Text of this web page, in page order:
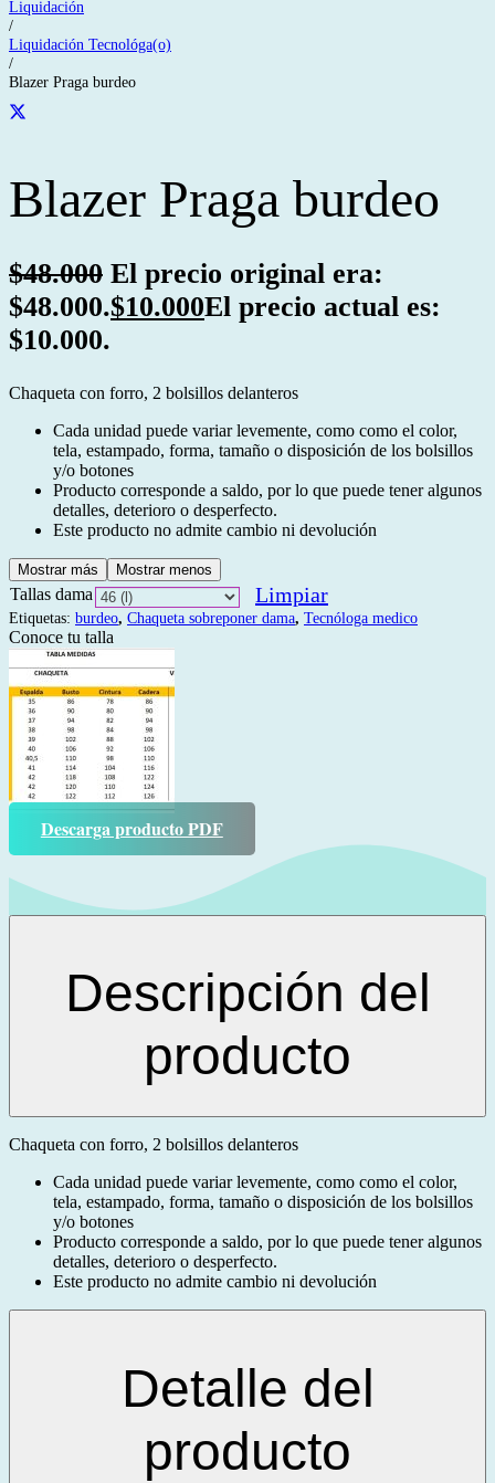
Liquidación
/
Liquidación Tecnológa(o)
/
Blazer Praga burdeo
Blazer Praga burdeo
$48.000 El precio original era:
$48.000.$10.000El precio actual es:
$10.000.
Chaqueta con forro, 2 bolsillos delanteros
Cada unidad puede variar levemente, como como el color,
tela, estampado, forma, tamaño o disposición de los bolsillos
y/o botones
Producto corresponde a saldo, por lo que puede tener algunos
detalles, deterioro o desperfecto.
Este producto no admite cambio ni devolución
Mostrar más Mostrar menos
Tallas dama Limpiar
Etiquetas: burdeo, Chaqueta sobreponer dama, Tecnóloga medico
Conoce tu talla
Descarga producto PDF
Descripción del
producto
Chaqueta con forro, 2 bolsillos delanteros
Cada unidad puede variar levemente, como como el color,
tela, estampado, forma, tamaño o disposición de los bolsillos
y/o botones
Producto corresponde a saldo, por lo que puede tener algunos
detalles, deterioro o desperfecto.
Este producto no admite cambio ni devolución
Detalle del
producto